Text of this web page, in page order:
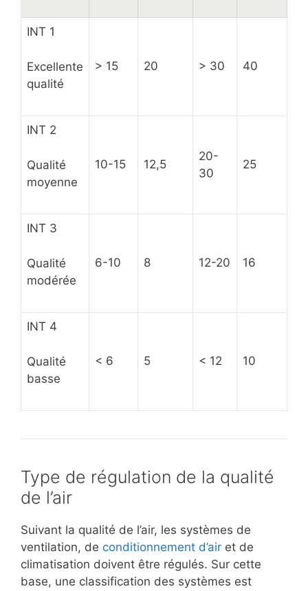
INT 1
Excellente
qualité
> 15 20 > 30 40
INT 2
Qualité
moyenne
10-15 12,5
20-
30
25
INT 3
Qualité
modérée
6-10 8 12-20 16
INT 4
Qualité
basse
< 6 5 < 12 10
Type de régulation de la qualité
de l’air
Suivant la qualité de l’air, les systèmes de
ventilation, de conditionnement d’air et de
climatisation doivent être régulés. Sur cette
base, une classification des systèmes est